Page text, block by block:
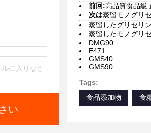
い
前回:高品質食品級
次は蒸留モノグリ
蒸留したグリセリ
蒸留したモノグリ
DMG90
E471
GMS40
GMS90
Tags:
食品添加物
食